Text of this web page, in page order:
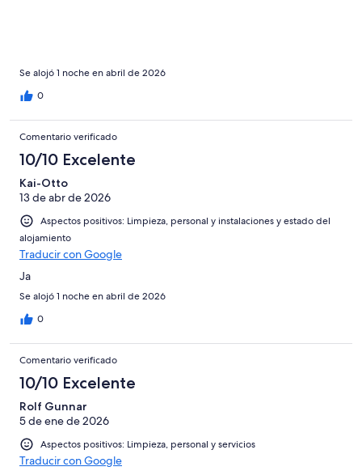
Se alojó 1 noche en abril de 2026
0
Comentario verificado
10/10 Excelente
Kai-Otto
13 de abr de 2026
Aspectos positivos: Limpieza, personal y instalaciones y estado del
alojamiento
Traducir con Google
Ja
Se alojó 1 noche en abril de 2026
0
Comentario verificado
10/10 Excelente
Rolf Gunnar
5 de ene de 2026
Aspectos positivos: Limpieza, personal y servicios
Traducir con Google